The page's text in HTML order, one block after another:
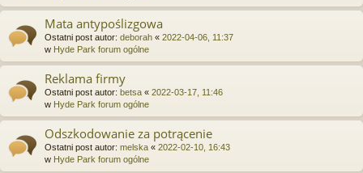
Mata antypoślizgowa
Ostatni post autor: deborah « 2022-04-06, 11:37
w Hyde Park forum ogólne
Reklama firmy
Ostatni post autor: betsa « 2022-03-17, 11:46
w Hyde Park forum ogólne
Odszkodowanie za potrącenie
Ostatni post autor: melska « 2022-02-10, 16:43
w Hyde Park forum ogólne